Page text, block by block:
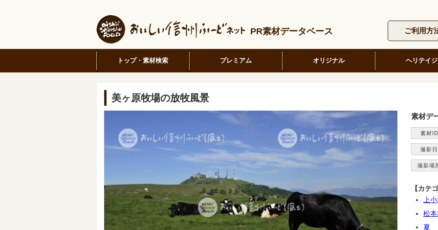
PR素材データベース ご利用方
トップ・素材検索 プレミアム オリジナル ヘリテイジ
美ヶ原牧場の放牧風景
素材デ
素材ID
撮影日
撮影場
【カテ
上
松
夏